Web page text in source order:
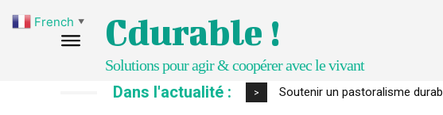
Cdurable !
Solutions pour agir & coopérer avec le vivant
Dans l'actualité : > S’inspirer de l’arbre pour un
French ▼